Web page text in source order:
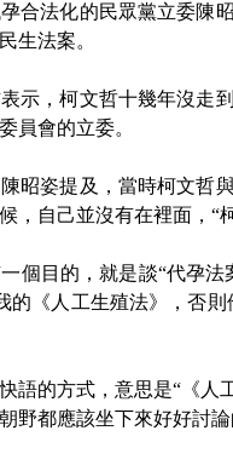
合法化的民眾黨立委陳
生法案。
，柯文哲十幾年沒走
員會的立委。
姿提及，當時柯文哲
，自己並沒有在裡面，
目的，就是談“代孕法
的《人工生殖法》，否
的方式，意思是“《人
野都應該坐下來好好討